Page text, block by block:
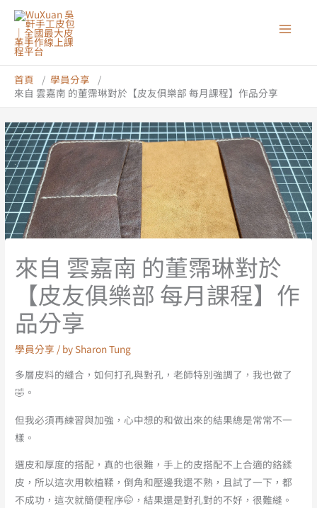
首頁
學員分享
來自 雲嘉南 的董霈琳對於【皮友俱樂部 每月課程】作品分享
來自 雲嘉南 的董霈琳對於
【皮友俱樂部 每月課程】作
品分享
學員分享 / by Sharon Tung
多層皮料的縫合，如何打孔與對孔，老師特別強調了，我也做了
🤣。
但我必須再練習與加強，心中想的和做出來的結果總是常常不一
樣。
選皮和厚度的搭配，真的也很難，手上的皮搭配不上合適的鉻鍒
皮，所以這次用軟植鞣，倒角和壓邊我還不熟，且試了一下，都
不成功，這次就簡便程序🤭，結果還是對孔對的不好，很難縫。